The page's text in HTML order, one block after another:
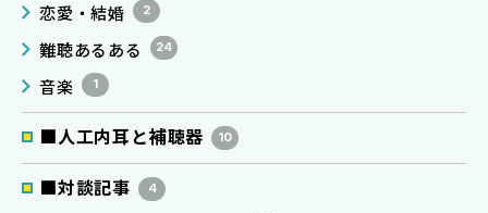
恋愛・結婚 2
難聴あるある 24
音楽 1
■人工内耳と補聴器 10
■対談記事 4